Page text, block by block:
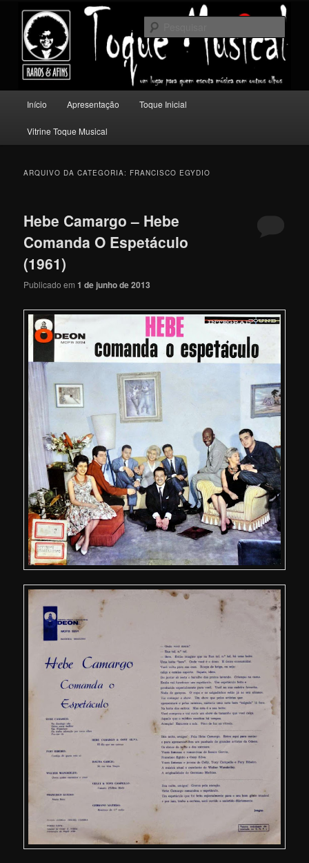
conteúdo
principal
conteúdo
secundário
Toque Musical
Um lugar para quem escuta música com outros olhos.
principal
Início Apresentação Toque Inicial
Vitrine Toque Musical
ARQUIVO DA CATEGORIA: FRANCISCO EGYDIO
Hebe Camargo – Hebe
Comanda O Espetáculo
(1961)
Publicado em1 de junho de 2013